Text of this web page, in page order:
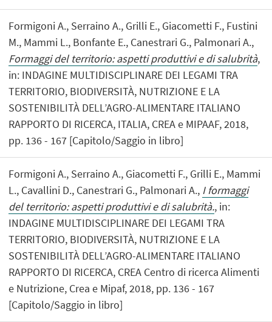
Formigoni A., Serraino A., Grilli E., Giacometti F., Fustini
M., Mammi L., Bonfante E., Canestrari G., Palmonari A.,
Formaggi del territorio: aspetti produttivi e di salubrità,
in: INDAGINE MULTIDISCIPLINARE DEI LEGAMI TRA
TERRITORIO, BIODIVERSITÀ, NUTRIZIONE E LA
SOSTENIBILITÀ DELL’AGRO-ALIMENTARE ITALIANO
RAPPORTO DI RICERCA, ITALIA, CREA e MIPAAF, 2018,
pp. 136 - 167 [Capitolo/Saggio in libro]
Formigoni A., Serraino A., Giacometti F., Grilli E., Mammi
L., Cavallini D., Canestrari G., Palmonari A., I formaggi
del territorio: aspetti produttivi e di salubrità., in:
INDAGINE MULTIDISCIPLINARE DEI LEGAMI TRA
TERRITORIO, BIODIVERSITÀ, NUTRIZIONE E LA
SOSTENIBILITÀ DELL’AGRO-ALIMENTARE ITALIANO
RAPPORTO DI RICERCA, CREA Centro di ricerca Alimenti
e Nutrizione, Crea e Mipaf, 2018, pp. 136 - 167
[Capitolo/Saggio in libro]